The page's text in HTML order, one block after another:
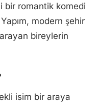
bir romantik komedi
modern şehir
bireylerin
isim bir araya